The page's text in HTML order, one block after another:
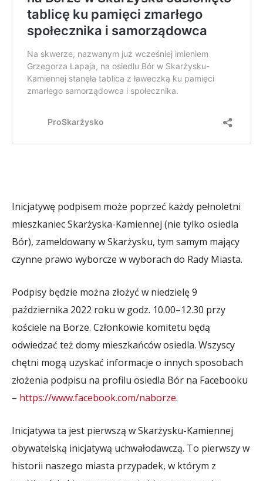
Inicjatywę podpisem może poprzeć każdy pełnoletni
mieszkaniec Skarżyska-Kamiennej (nie tylko osiedla
Bór), zameldowany w Skarżysku, tym samym mający
czynne prawo wyborcze w wyborach do Rady Miasta.
Podpisy będzie można złożyć w niedzielę 9
października 2022 roku w godz. 10.00–12.30 przy
kościele na Borze. Członkowie komitetu będą
odwiedzać też domy mieszkańców osiedla. Wszyscy
chętni mogą uzyskać informacje o innych sposobach
złożenia podpisu na profilu osiedla Bór na Facebooku
– https://www.facebook.com/naborze.
Inicjatywa ta jest pierwszą w Skarżysku-Kamiennej
obywatelską inicjatywą uchwałodawczą. To pierwszy w
historii naszego miasta przypadek, w którym z